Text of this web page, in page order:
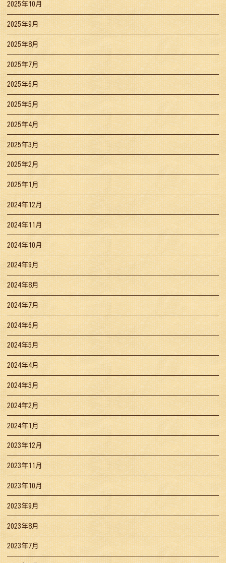
2025年10月
2025年9月
2025年8月
2025年7月
2025年6月
2025年5月
2025年4月
2025年3月
2025年2月
2025年1月
2024年12月
2024年11月
2024年10月
2024年9月
2024年8月
2024年7月
2024年6月
2024年5月
2024年4月
2024年3月
2024年2月
2024年1月
2023年12月
2023年11月
2023年10月
2023年9月
2023年8月
2023年7月